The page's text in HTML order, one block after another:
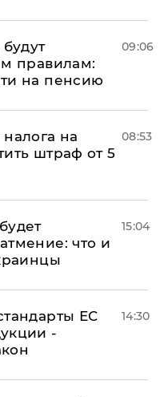
правилам:
на пенсию
09:06
на
штраф от 5
08:53
что и
15:04
ЕС
-
14:30